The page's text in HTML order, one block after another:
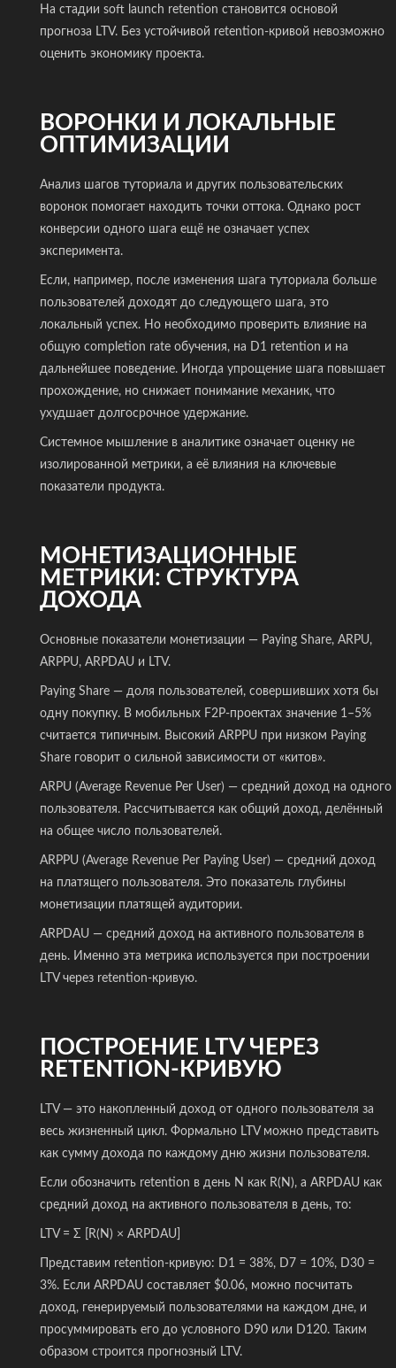
На стадии soft launch retention становится основой
прогноза LTV. Без устойчивой retention-кривой невозможно
оценить экономику проекта.
ВОРОНКИ И ЛОКАЛЬНЫЕ
ОПТИМИЗАЦИИ
Анализ шагов туториала и других пользовательских
воронок помогает находить точки оттока. Однако рост
конверсии одного шага ещё не означает успех
эксперимента.
Если, например, после изменения шага туториала больше
пользователей доходят до следующего шага, это
локальный успех. Но необходимо проверить влияние на
общую completion rate обучения, на D1 retention и на
дальнейшее поведение. Иногда упрощение шага повышает
прохождение, но снижает понимание механик, что
ухудшает долгосрочное удержание.
Системное мышление в аналитике означает оценку не
изолированной метрики, а её влияния на ключевые
показатели продукта.
МОНЕТИЗАЦИОННЫЕ
МЕТРИКИ: СТРУКТУРА
ДОХОДА
Основные показатели монетизации — Paying Share, ARPU,
ARPPU, ARPDAU и LTV.
Paying Share — доля пользователей, совершивших хотя бы
одну покупку. В мобильных F2P-проектах значение 1–5%
считается типичным. Высокий ARPPU при низком Paying
Share говорит о сильной зависимости от «китов».
ARPU (Average Revenue Per User) — средний доход на одного
пользователя. Рассчитывается как общий доход, делённый
на общее число пользователей.
ARPPU (Average Revenue Per Paying User) — средний доход
на платящего пользователя. Это показатель глубины
монетизации платящей аудитории.
ARPDAU — средний доход на активного пользователя в
день. Именно эта метрика используется при построении
LTV через retention-кривую.
ПОСТРОЕНИЕ LTV ЧЕРЕЗ
RETENTION-КРИВУЮ
LTV — это накопленный доход от одного пользователя за
весь жизненный цикл. Формально LTV можно представить
как сумму дохода по каждому дню жизни пользователя.
Если обозначить retention в день N как R(N), а ARPDAU как
средний доход на активного пользователя в день, то:
LTV = Σ [R(N) × ARPDAU]
Представим retention-кривую: D1 = 38%, D7 = 10%, D30 =
3%. Если ARPDAU составляет $0.06, можно посчитать
доход, генерируемый пользователями на каждом дне, и
просуммировать его до условного D90 или D120. Таким
образом строится прогнозный LTV.